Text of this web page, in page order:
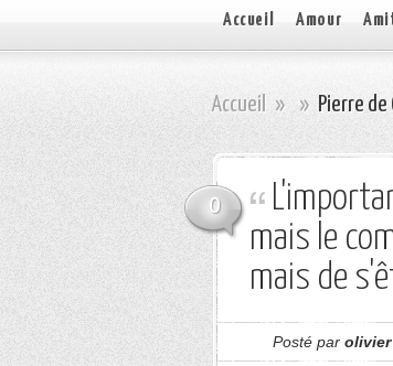
Accueil Amour
Accueil » » Pierre
0
mais le
mais de
Posté par olivier